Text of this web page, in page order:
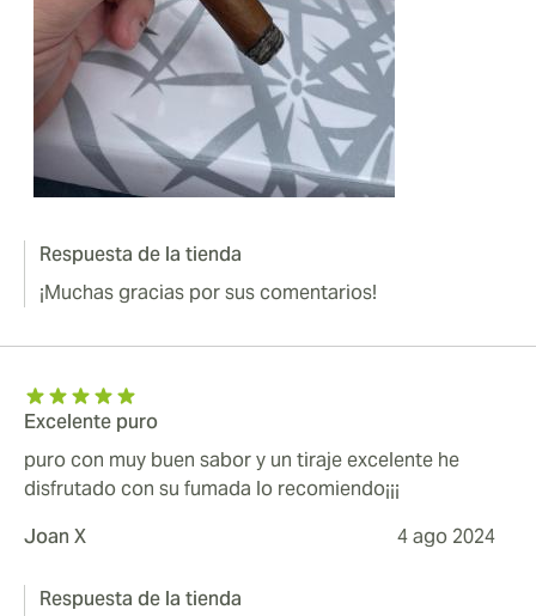
Respuesta de la tienda
¡Muchas gracias por sus comentarios!
Excelente puro
puro con muy buen sabor y un tiraje excelente he
disfrutado con su fumada lo recomiendo¡¡¡
Joan X
4 ago 2024
Respuesta de la tienda